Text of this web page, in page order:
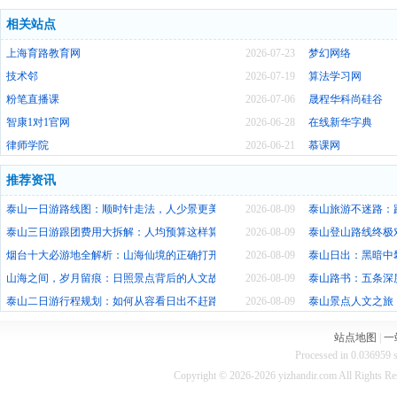
相关站点
2026-07-23
上海育路教育网
梦幻网络
2026-07-19
技术邻
算法学习网
2026-07-06
粉笔直播课
晟程华科尚硅谷
2026-06-28
智康1对1官网
在线新华字典
2026-06-21
律师学院 慕课网
推荐资讯
2026-08-09
泰山一日游路线图：顺时针走法，人少景更美
泰山旅游不迷路
2026-08-09
泰山三日游跟团费用大拆解：人均预算这样算
泰山登山路线终
2026-08-09
烟台十大必游地全解析：山海仙境的正确打开方式
泰山日出：黑暗
2026-08-09
山海之间，岁月留痕：日照景点背后的人文故事
泰山路书：五条
2026-08-09
泰山二日游行程规划：如何从容看日出不赶路 泰山景点人文之
站点地图
一
Processed in 0.036959
Copyright © 2026-2026 yizhandir.com All Rights